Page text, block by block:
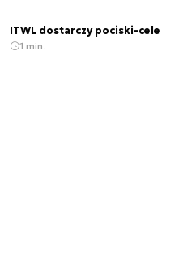
ITWL dostarczy pociski-cele
1 min.